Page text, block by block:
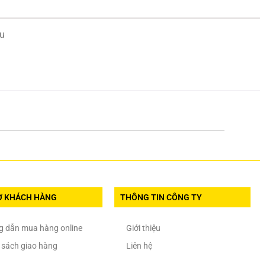
KHÁCH HÀNG
dẫn mua hàng online
sách giao hàng
THÔNG TIN CÔNG TY
Giới thiệu
Liên hệ